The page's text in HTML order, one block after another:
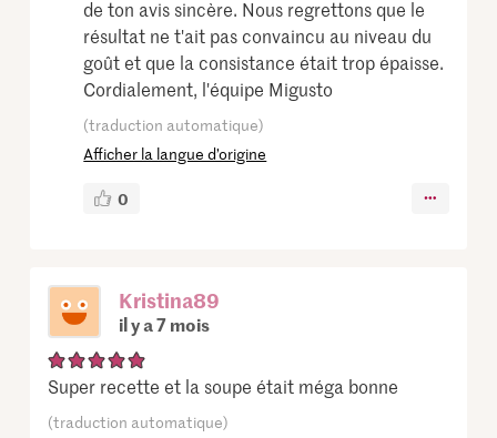
de ton avis sincère. Nous regrettons que le
résultat ne t'ait pas convaincu au niveau du
goût et que la consistance était trop épaisse.
Cordialement, l'équipe Migusto
(traduction automatique)
Afficher la langue d’origine
0
Kristina89
il y a 7 mois
Super recette et la soupe était méga bonne
(traduction automatique)